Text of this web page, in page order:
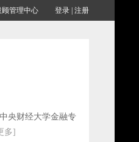
登录 注册
顾管理中心
央财经大学金融专
多]